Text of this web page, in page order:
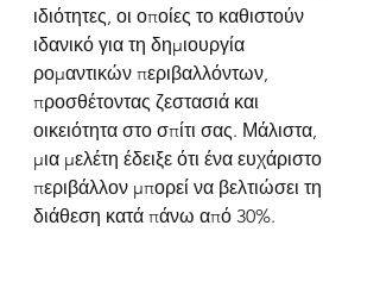
ιδιότητες, οι οποίες το καθιστούν
ιδανικό για τη δημιουργία
ρομαντικών περιβαλλόντων,
προσθέτοντας ζεστασιά και
οικειότητα στο σπίτι σας. Μάλιστα,
μια μελέτη έδειξε ότι ένα ευχάριστο
περιβάλλον μπορεί να βελτιώσει τη
διάθεση κατά πάνω από 30%.